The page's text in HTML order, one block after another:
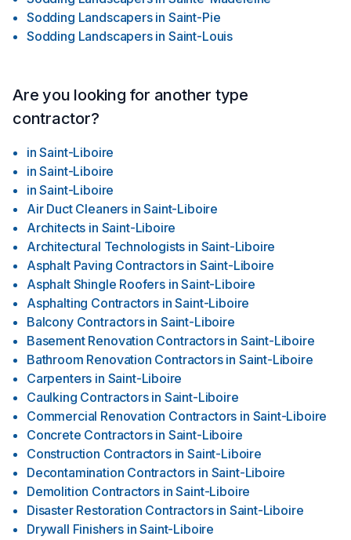
Sodding Landscapers in Saint-Pie
Sodding Landscapers in Saint-Louis
Are you looking for another type
contractor?
in Saint-Liboire
in Saint-Liboire
in Saint-Liboire
Air Duct Cleaners in Saint-Liboire
Architects in Saint-Liboire
Architectural Technologists in Saint-Liboire
Asphalt Paving Contractors in Saint-Liboire
Asphalt Shingle Roofers in Saint-Liboire
Asphalting Contractors in Saint-Liboire
Balcony Contractors in Saint-Liboire
Basement Renovation Contractors in Saint-Liboire
Bathroom Renovation Contractors in Saint-Liboire
Carpenters in Saint-Liboire
Caulking Contractors in Saint-Liboire
Commercial Renovation Contractors in Saint-Liboire
Concrete Contractors in Saint-Liboire
Construction Contractors in Saint-Liboire
Decontamination Contractors in Saint-Liboire
Demolition Contractors in Saint-Liboire
Disaster Restoration Contractors in Saint-Liboire
Drywall Finishers in Saint-Liboire